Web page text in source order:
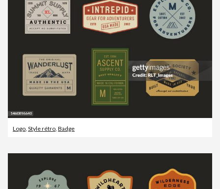
Logo, Style rétro, Badge